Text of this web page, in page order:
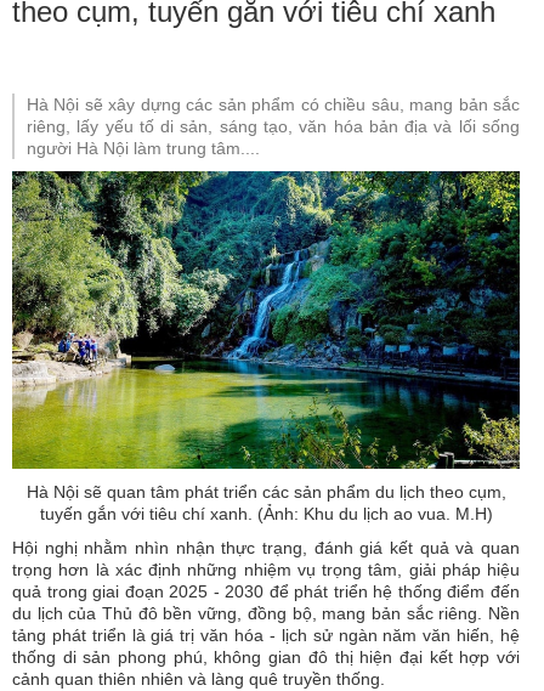
theo cụm, tuyến gắn với tiêu chí xanh
Hà Nội sẽ xây dựng các sản phẩm có chiều sâu, mang bản sắc
riêng, lấy yếu tố di sản, sáng tạo, văn hóa bản địa và lối sống
người Hà Nội làm trung tâm....
Hà Nội sẽ quan tâm phát triển các sản phẩm du lịch theo cụm,
tuyến gắn với tiêu chí xanh. (Ảnh: Khu du lịch ao vua. M.H)
Hội nghị nhằm nhìn nhận thực trạng, đánh giá kết quả và quan
trọng hơn là xác định những nhiệm vụ trọng tâm, giải pháp hiệu
quả trong giai đoạn 2025 - 2030 để phát triển hệ thống điểm đến
du lịch của Thủ đô bền vững, đồng bộ, mang bản sắc riêng. Nền
tảng phát triển là giá trị văn hóa - lịch sử ngàn năm văn hiến, hệ
thống di sản phong phú, không gian đô thị hiện đại kết hợp với
cảnh quan thiên nhiên và làng quê truyền thống.